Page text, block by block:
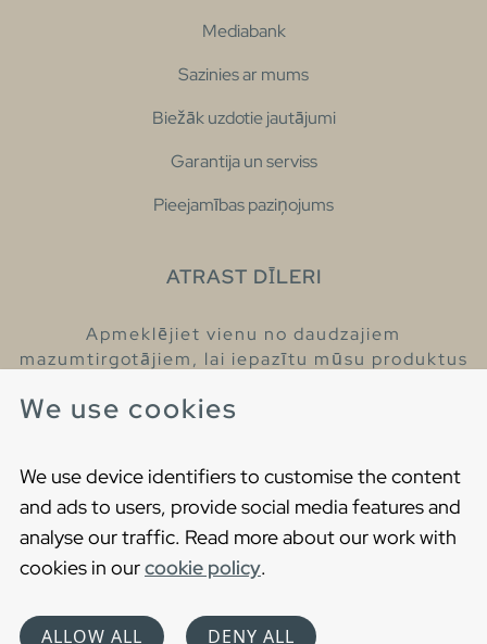
We use cookies
We use device identifiers to customise the content
and ads to users, provide social media features and
analyse our traffic. Read more about our work with
cookies in ourcookie policy.
ALLOW ALL DENY ALL
Mediabank
Sazinies ar mums
Biežāk uzdotie jautājumi
Garantija un serviss
Pieejamības paziņojums
ATRAST DĪLERI
Apmeklējiet vienu no daudzajiem
mazumtirgotājiem, lai iepazītu mūsu produktus
Cookies
Privātuma politika